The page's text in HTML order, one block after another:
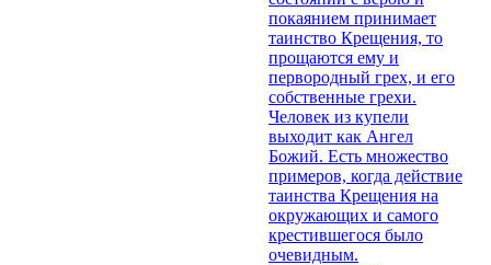
покаянием принимает
таинство Крещения, то
прощаются ему и
первородный грех, и его
собственные грехи.
Человек из купели
выходит как Ангел
Божий. Есть множество
примеров, когда действие
таинства Крещения на
окружающих и самого
крестившегося было
очевидным.